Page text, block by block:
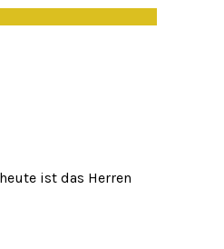
ist das Herren